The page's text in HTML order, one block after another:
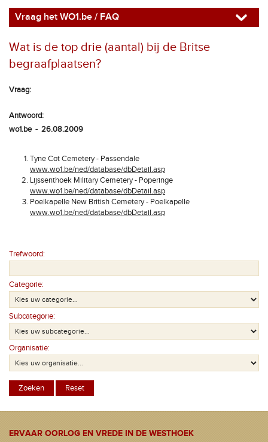
Vraag het WO1.be / FAQ
Wat is de top drie (aantal) bij de Britse
begraafplaatsen?
Vraag:
Antwoord:
wo1.be - 26.08.2009
Tyne Cot Cemetery - Passendale
www.wo1.be/ned/database/dbDetail.asp
Lijssenthoek Military Cemetery - Poperinge
www.wo1.be/ned/database/dbDetail.asp
Poelkapelle New British Cemetery - Poelkapelle
www.wo1.be/ned/database/dbDetail.asp
Trefwoord:
Categorie:
Subcategorie:
Organisatie:
ERVAAR OORLOG EN VREDE IN DE WESTHOEK